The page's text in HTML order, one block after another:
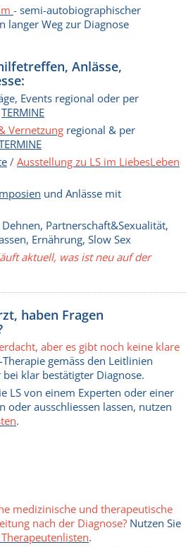
- semi-autobiographischer
langer Weg zur Diagnose
Anlässe,
Events regional oder per
TERMINE
Vernetzung regional & per
ERMINE
/ Ausstellung zu LS im LiebesLeben
und Anlässe mit
Dehnen, Partnerschaft&Sexualität,
Ernährung, Slow Sex
aktuell, was ist neu auf der
haben Fragen
aber es gibt noch keine klare
Therapie gemäss den Leitlinien
klar bestätigter Diagnose.
LS von einem Experten oder einer
oder ausschliessen lassen, nutzen
.
medizinische und therapeutische
nach der Diagnose? Nutzen Sie
.